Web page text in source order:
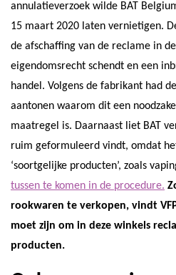
annulatieverzoek wilde BAT
15 maart 2020 laten vernietigen.
de afschaffing van de reclame in
eigendomsrecht schendt en een
handel. Volgens de fabrikant had
aantonen waarom dit een
maatregel is. Daarnaast liet BAT
ruim geformuleerd vindt, omdat
‘soortgelijke producten’, zoals
tussen te komen in de procedure.
rookwaren te verkopen, vindt
moet zijn om in deze winkels
producten.